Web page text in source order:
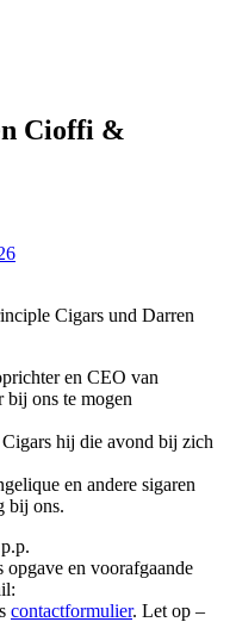
Cioffi &
en CEO van
ons te mogen
hij die avond bij zich
en andere sigaren
bij ons.
opgave en voorafgaande
contactformulier. Let op –